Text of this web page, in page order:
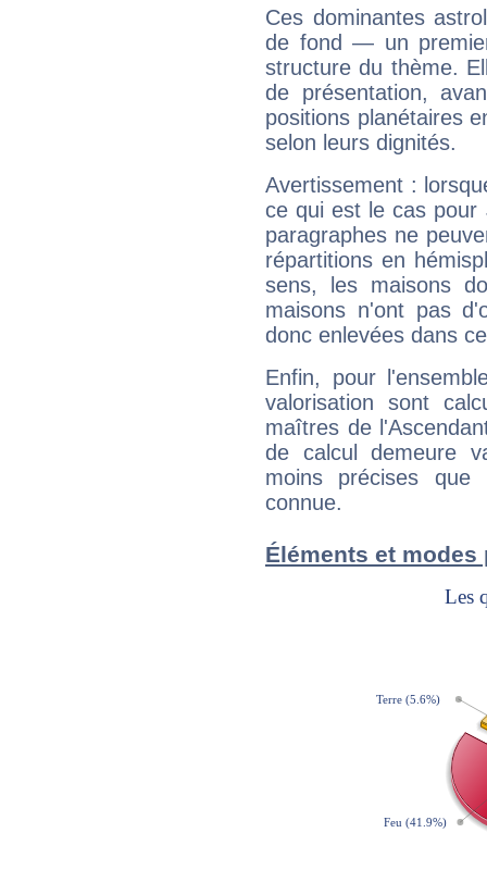
Ces dominantes
de fond — un
structure du thème.
de présentation,
positions planétaires
selon leurs dignités.
Avertissement :
ce qui est le cas pour
paragraphes ne
répartitions en
sens, les maisons
maisons n'ont pas
donc enlevées dans
Enfin, pour
valorisation sont
maîtres de
de calcul demeure
moins précises que
connue.
Éléments et